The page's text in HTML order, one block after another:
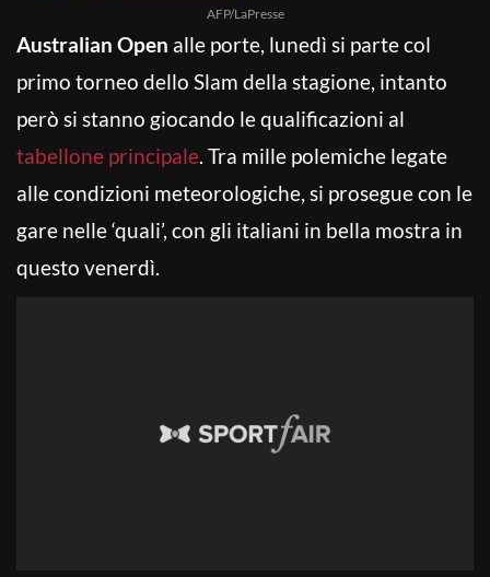
AFP/LaPresse
Australian Open alle porte, lunedì si parte col
primo torneo dello Slam della stagione, intanto
però si stanno giocando le qualificazioni al
tabellone principale. Tra mille polemiche legate
alle condizioni meteorologiche, si prosegue con le
gare nelle ‘quali’, con gli italiani in bella mostra in
questo venerdì.